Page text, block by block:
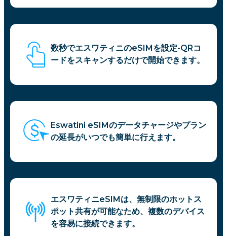
数秒でエスワティニのeSIMを設定-QRコ
ードをスキャンするだけで開始できます。
Eswatini eSIMのデータチャージやプラン
の延長がいつでも簡単に行えます。
エスワティニeSIMは、無制限のホットス
ポット共有が可能なため、複数のデバイス
を容易に接続できます。